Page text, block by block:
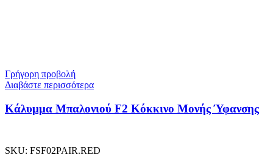
Γρήγορη προβολή
Διαβάστε περισσότερα
Κάλυμμα Μπαλονιού F2 Κόκκινο Μονής Ύφανσης
SKU: FSF02PAIR.RED